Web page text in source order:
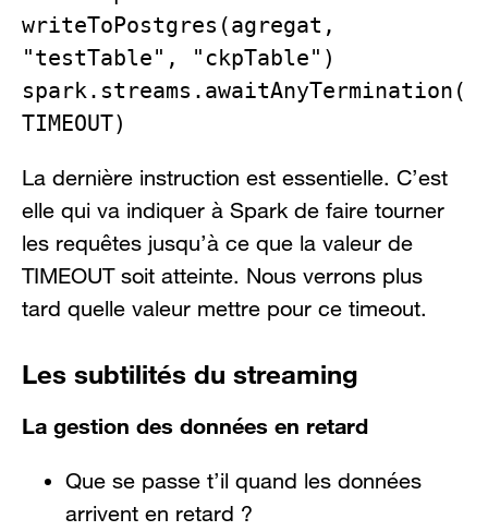
writeToPostgres(agregat,
"testTable", "ckpTable")
spark.streams.awaitAnyTermination(
TIMEOUT)
La dernière instruction est essentielle. C’est
elle qui va indiquer à Spark de faire tourner
les requêtes jusqu’à ce que la valeur de
TIMEOUT soit atteinte. Nous verrons plus
tard quelle valeur mettre pour ce timeout.
Les subtilités du streaming
La gestion des données en retard
Que se passe t’il quand les données
arrivent en retard ?